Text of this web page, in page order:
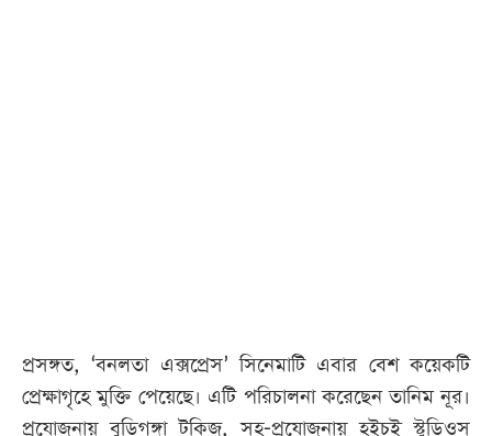
প্রসঙ্গত, ‘বনলতা এক্সপ্রেস’ সিনেমাটি এবার বেশ কয়েকটি
প্রেক্ষাগৃহে মুক্তি পেয়েছে। এটি পরিচালনা করেছেন তানিম নূর।
প্রযোজনায় বুড়িগঙ্গা টকিজ, সহ-প্রযোজনায় হইচই স্টুডিওস